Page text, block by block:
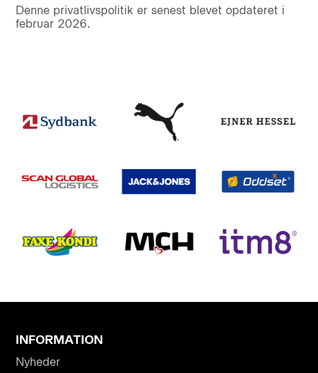
Denne privatlivspolitik er senest blevet opdateret i
februar 2026.
INFORMATION
Nyheder